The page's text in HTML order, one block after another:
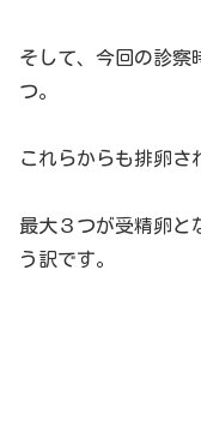
そして、今回の診察
つ。
これらからも排卵さ
最大３つが受精卵と
う訳です。